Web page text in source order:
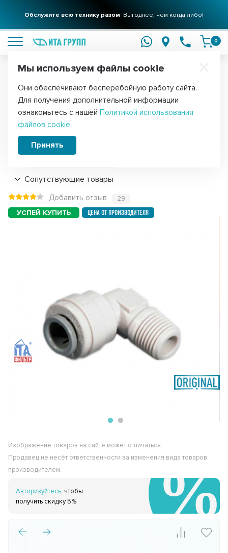
Обслужите всю технику разом Выгоднее, чем когда либо!
0
Главная Фильтры для воды Запчасти для фильтров
Фитинг-клапан угловой РН1/8"хТ1/4",
F9069
Подробнее
Сопутствующие товары
Добавить отзыв 29
Изображение товаров на сайте может отличаться.
Продавец не несёт ответственности за изменения вида товаров
производителем.
Авторизуйтесь, чтобы
получить скидку 5%
Мы используем файлы cookie
Они обеспечивают бесперебойную работу сайта.
Для получения дополнительной информации
ознакомьтесь с нашей Политикой использования
файлов cookie
Принять